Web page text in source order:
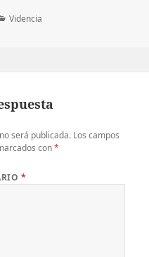
Categorías
Videncia
será publicada. Los campos
con*
*